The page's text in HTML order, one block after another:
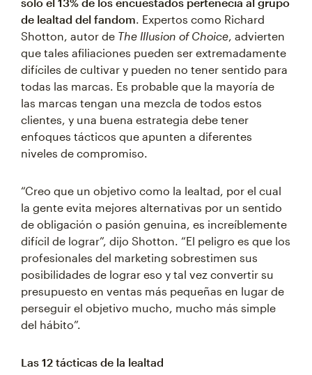
solo el 13% de los encuestados pertenecía al grupo
de lealtad del fandom. Expertos como Richard
Shotton, autor de The Illusion of Choice, advierten
que tales afiliaciones pueden ser extremadamente
difíciles de cultivar y pueden no tener sentido para
todas las marcas. Es probable que la mayoría de
las marcas tengan una mezcla de todos estos
clientes, y una buena estrategia debe tener
enfoques tácticos que apunten a diferentes
niveles de compromiso.
“Creo que un objetivo como la lealtad, por el cual
la gente evita mejores alternativas por un sentido
de obligación o pasión genuina, es increíblemente
difícil de lograr”, dijo Shotton. “El peligro es que los
profesionales del marketing sobrestimen sus
posibilidades de lograr eso y tal vez convertir su
presupuesto en ventas más pequeñas en lugar de
perseguir el objetivo mucho, mucho más simple
del hábito”.
Las 12 tácticas de la lealtad